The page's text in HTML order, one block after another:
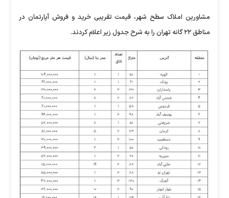
مشاورین املاک سطح شهر، قیمت تقریبی خرید و فروش آپارتمان در
مناطق ۲۲ گانه تهران را به شرح جدول زیر اعلام کردند.